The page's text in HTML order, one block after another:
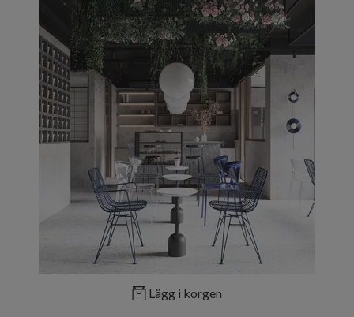
Lägg i korgen